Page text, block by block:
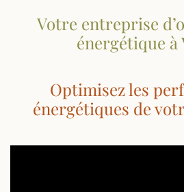
Votre entreprise
énergétique à
Optimisez les
énergétiques de